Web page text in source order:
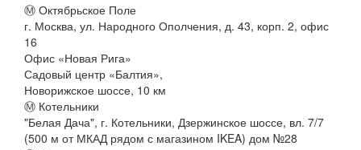
Ⓜ Октябрьское Поле
г. Москва, ул. Народного Ополчения, д. 43, корп. 2, офис
16
Офис «Новая Рига»
Садовый центр «Балтия»,
Новорижское шоссе, 10 км
Ⓜ Котельники
"Белая Дача", г. Котельники, Дзержинское шоссе, вл. 7/7
(500 м от МКАД рядом с магазином IKEA) дом №28